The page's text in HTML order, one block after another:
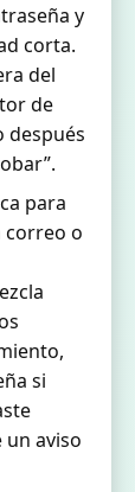
y
corta.
del
de
después
para
correo o
si
aviso